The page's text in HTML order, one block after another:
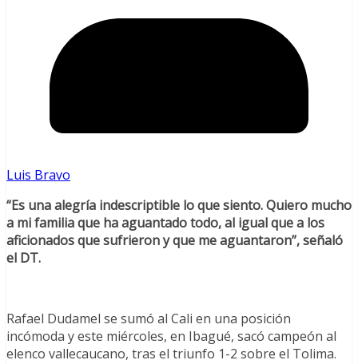
Luis Bravo
“Es una alegría indescriptible lo que siento. Quiero mucho
a mi familia que ha aguantado todo, al igual que a los
aficionados que sufrieron y que me aguantaron”, señaló
el DT.
Rafael Dudamel se sumó al Cali en una posición
incómoda y este miércoles, en Ibagué, sacó campeón al
elenco vallecaucano, tras el triunfo 1-2 sobre el Tolima.